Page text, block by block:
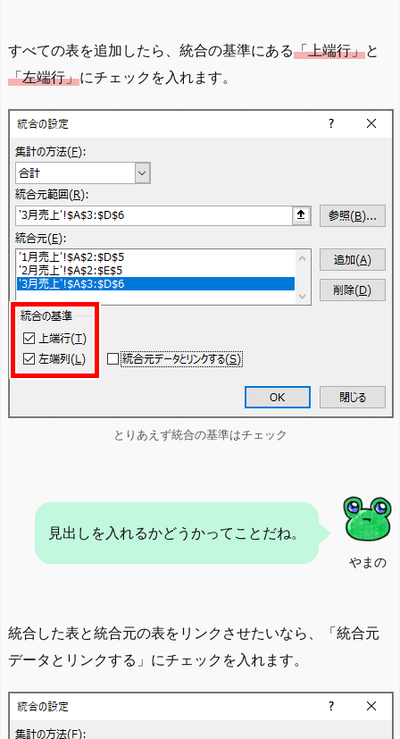
すべての表を追加したら、統合の基準にある「上端行」と
「左端行」にチェックを入れます。
とりあえず統合の基準はチェック
やまの
見出しを入れるかどうかってことだね。
統合した表と統合元の表をリンクさせたいなら、「統合元
データとリンクする」にチェックを入れます。